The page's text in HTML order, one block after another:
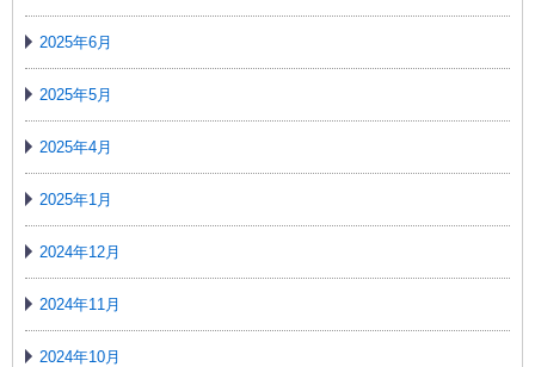
2025年6月
2025年5月
2025年4月
2025年1月
2024年12月
2024年11月
2024年10月